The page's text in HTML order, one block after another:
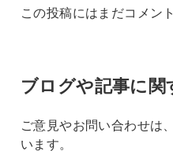
この投稿にはまだコメン
ブログや記事に
ご意見やお問い合わせは
います。